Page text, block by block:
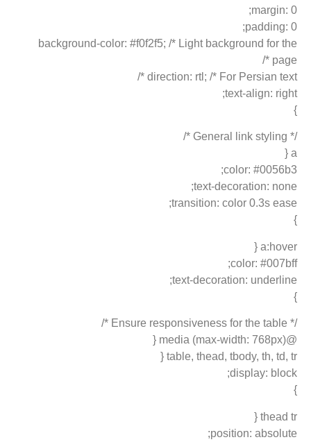
background-color: #f0f2f5; /* Light background for
direction: rtl; /* For Persian
text-align:
color:
text-decoration:
transition: color 0.3s
color:
text-decoration:
table, thead, tbody, th,
display:
position: